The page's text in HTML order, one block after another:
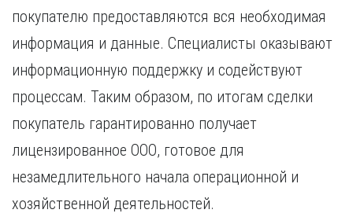
покупателю предоставляются вся необходимая
информация и данные. Специалисты оказывают
информационную поддержку и содействуют
процессам. Таким образом, по итогам сделки
покупатель гарантированно получает
лицензированное ООО, готовое для
незамедлительного начала операционной и
хозяйственной деятельностей.